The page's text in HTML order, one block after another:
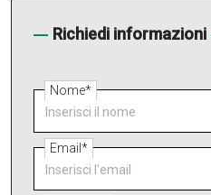
Richiedi informazioni
Nome*
Email*